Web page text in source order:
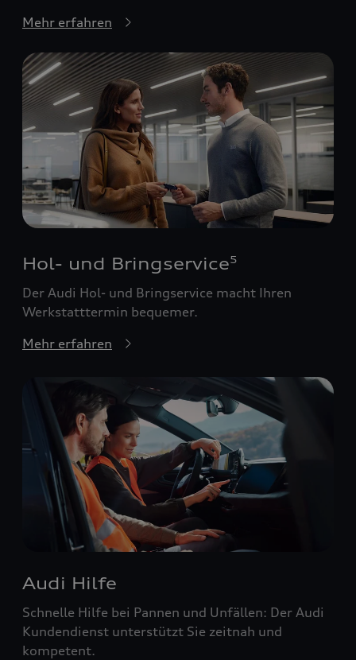
Mehr erfahren
Hol- und Bringservice5
Der Audi Hol- und Bringservice macht Ihren
Werkstatttermin bequemer.
Mehr erfahren
Audi Hilfe
Schnelle Hilfe bei Pannen und Unfällen: Der Audi
Kundendienst unterstützt Sie zeitnah und
kompetent.